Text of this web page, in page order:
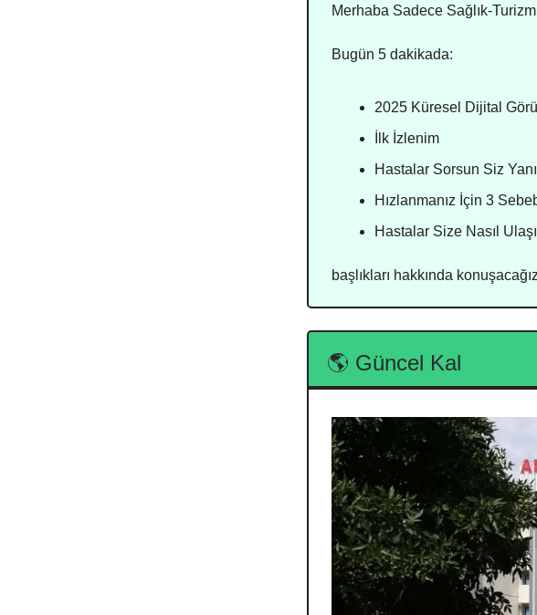
Merhaba Sadece Sağlık-
Bugün 5 dakikada:
2025 Küresel Dijital
İlk İzlenim
Hastalar Sorsun Siz
Hızlanmanız İçin 3
Hastalar Size Nasıl
başlıkları hakkında
🌎 Güncel Kal